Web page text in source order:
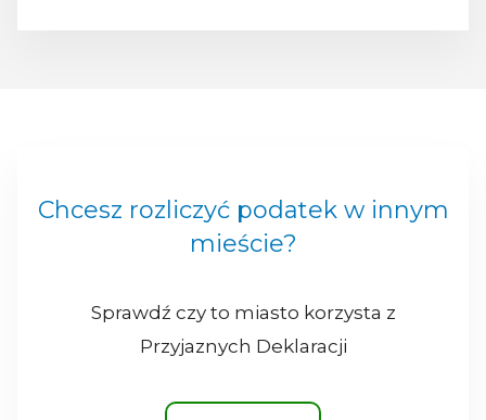
Chcesz rozliczyć podatek w innym
mieście?
Sprawdź czy to miasto korzysta z
Przyjaznych Deklaracji